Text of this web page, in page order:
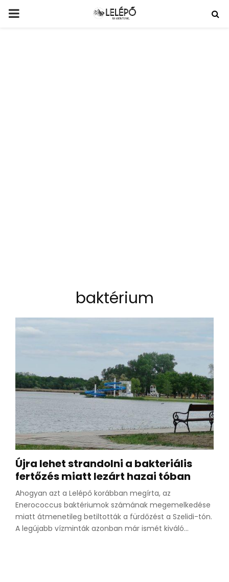
PRIMARY
baktérium
Újra lehet strandolni a bakteriális
fertőzés miatt lezárt hazai tóban
Ahogyan azt a Lelépő korábban megírta, az
Enerococcus baktériumok számának megemelkedése
miatt átmenetileg betiltották a fürdőzést a Szelidi-tón.
A legújabb vízminták azonban már ismét kiváló...